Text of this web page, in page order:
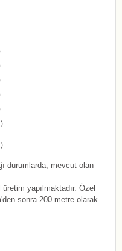
durumlarda, mevcut olan
yapılmaktadır. Özel
sonra 200 metre olarak